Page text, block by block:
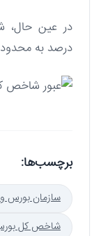
درصد به محدوده ۵۶۳ هزار و ۹۸۱ واحد
برچسب‌ها:
سازمان بورس و
شاخص کل